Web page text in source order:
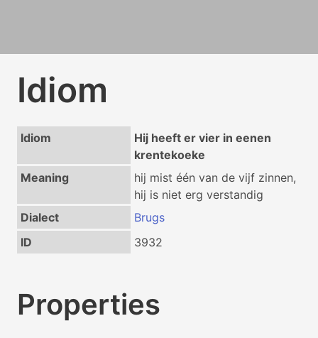
Idiom
Idiom
Hij heeft er vier in eenen
krentekoeke
Meaning
hij mist één van de vijf zinnen,
hij is niet erg verstandig
Dialect
Brugs
ID
3932
Properties